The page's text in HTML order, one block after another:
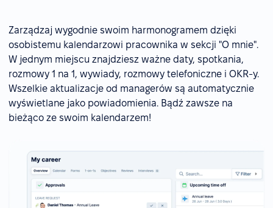
Zarządzaj wygodnie swoim harmonogramem dzięki
osobistemu kalendarzowi pracownika w sekcji "O mnie".
W jednym miejscu znajdziesz ważne daty, spotkania,
rozmowy 1 na 1, wywiady, rozmowy telefoniczne i OKR-y.
Wszelkie aktualizacje od managerów są automatycznie
wyświetlane jako powiadomienia. Bądź zawsze na
bieżąco ze swoim kalendarzem!